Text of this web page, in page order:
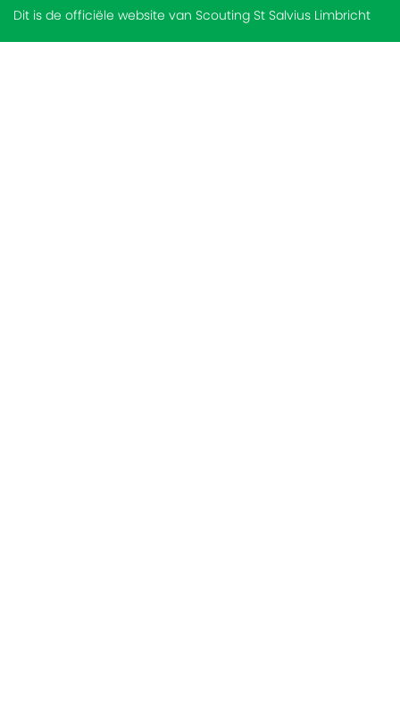
Dit is de officiële website van Scouting St Salvius Limbricht